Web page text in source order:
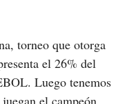
torneo que otorga
el 26% del
Luego tenemos